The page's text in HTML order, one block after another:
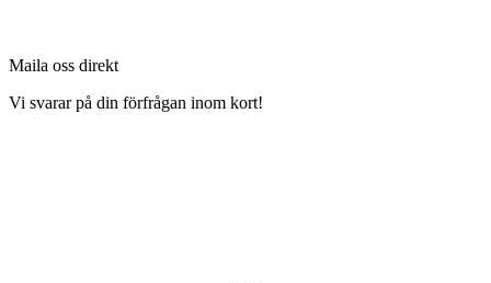
Maila oss direkt
Vi svarar på din förfrågan inom kort!